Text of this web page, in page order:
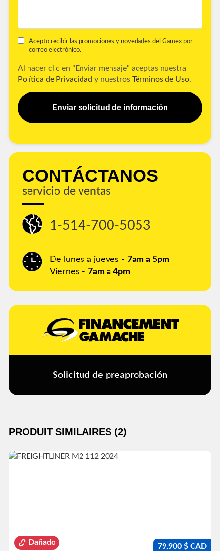
Acepto recibir las promociones y novedades del Gamex por
correo electrónico.
Al hacer clic en "Enviar mensaje" aceptas nuestra
Política de Privacidad y nuestros Términos de Uso.
Enviar solicitud de información
CONTÁCTANOS
servicio de ventas
1-514-700-5053
De lunes a jueves - 7am a 5pm
Viernes - 7am a 4pm
Solicitud de preaprobación
PRODUIT SIMILAIRES (2)
Dañado 79,900 $ CAD